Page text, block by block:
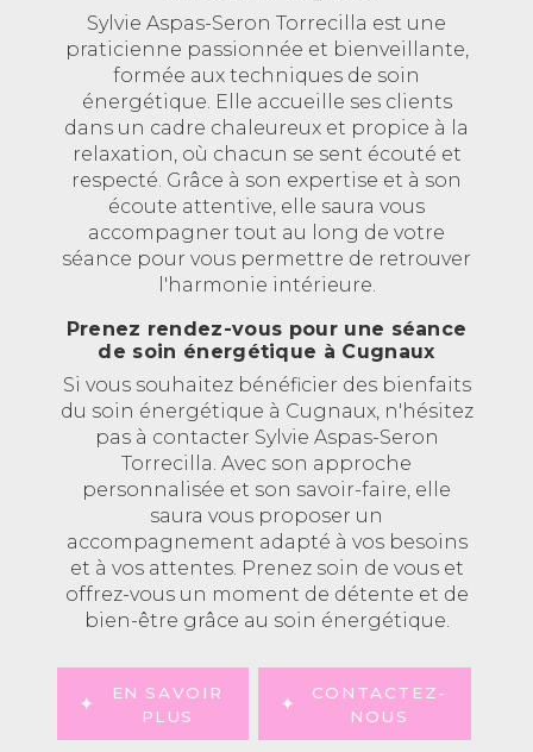
Sylvie Aspas-Seron Torrecilla est une
praticienne passionnée et bienveillante,
formée aux techniques de soin
énergétique. Elle accueille ses clients
dans un cadre chaleureux et propice à la
relaxation, où chacun se sent écouté et
respecté. Grâce à son expertise et à son
écoute attentive, elle saura vous
accompagner tout au long de votre
séance pour vous permettre de retrouver
l'harmonie intérieure.
Prenez rendez-vous pour une séance
de soin énergétique à Cugnaux
Si vous souhaitez bénéficier des bienfaits
du soin énergétique à Cugnaux, n'hésitez
pas à contacter Sylvie Aspas-Seron
Torrecilla. Avec son approche
personnalisée et son savoir-faire, elle
saura vous proposer un
accompagnement adapté à vos besoins
et à vos attentes. Prenez soin de vous et
offrez-vous un moment de détente et de
bien-être grâce au soin énergétique.
EN SAVOIR
PLUS
CONTACTEZ-
NOUS